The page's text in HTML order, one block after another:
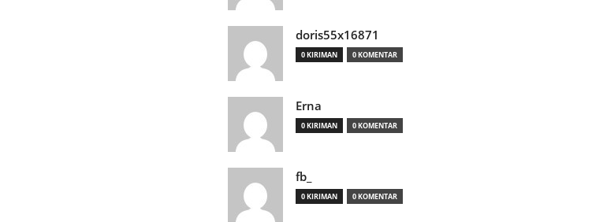
doris55x16871
0 KIRIMAN 0 KOMENTAR
Erna
0 KIRIMAN 0 KOMENTAR
fb_
0 KIRIMAN 0 KOMENTAR